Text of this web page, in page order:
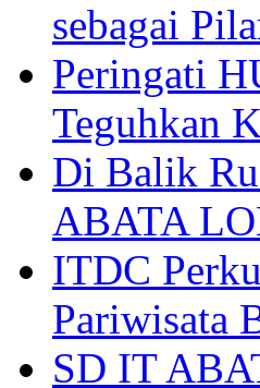
sebagai
Peringati
Teguhkan
Di Balik
ABATA
ITDC
Pariwisata
SD IT